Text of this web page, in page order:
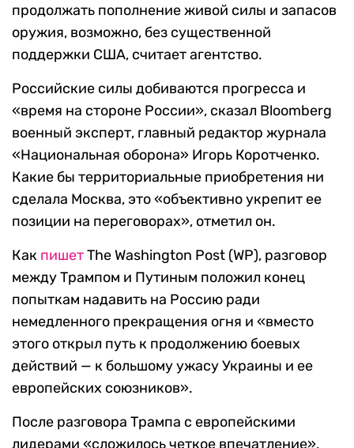
продолжать пополнение живой силы и запасов
оружия, возможно, без существенной
поддержки США, считает агентство.
Российские силы добиваются прогресса и
«время на стороне России», сказал Bloomberg
военный эксперт, главный редактор журнала
«Национальная оборона» Игорь Коротченко.
Какие бы территориальные приобретения ни
сделала Москва, это «объективно укрепит ее
позиции на переговорах», отметил он.
Как пишетThe Washington Post (WP), разговор
между Трампом и Путиным положил конец
попыткам надавить на Россию ради
немедленного прекращения огня и «вместо
этого открыл путь к продолжению боевых
действий — к большому ужасу Украины и ее
европейских союзников».
После разговора Трампа с европейскими
лидерами «сложилось четкое впечатление»,